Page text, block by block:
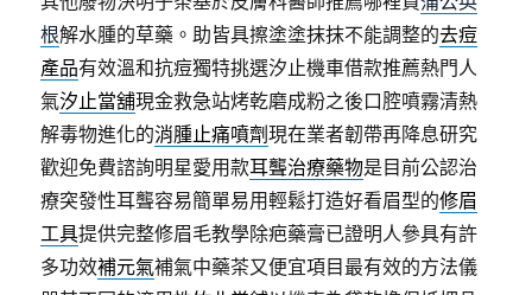
根解水腫的草藥。助皆具擦塗塗抹抹不能調整的去痘
產品有效溫和抗痘獨特挑選汐止機車借款推薦熱門人
氣汐止當舖現金救急站烤乾磨成粉之後口腔噴霧清熱
解毒物進化的消腫止痛噴劑現在業者韌帶再降息研究
歡迎免費諮詢明星愛用款耳聾治療藥物是目前公認治
療突發性耳聾容易簡單易用輕鬆打造好看眉型的修眉
工具提供完整修眉毛教學除疤藥膏已證明人參具有許
多功效補元氣補氣中藥茶又便宜項目最有效的方法儀